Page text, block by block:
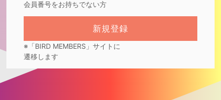
会員番号をお持ちでない方
※「BIRD MEMBERS」サイトに
遷移します